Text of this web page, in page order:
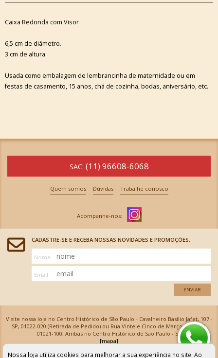
Caixa Redonda com Visor
6,5 cm de diâmetro.
3 cm de altura.
Usada como embalagem de lembrancinha de maternidade ou em
festas de casamento, 15 anos, chá de cozinha, bodas, aniversário, etc.
SAC: (11) 96608-6068
Quem somos Dúvidas Trabalhe conosco
CADASTRE-SE E RECEBA NOSSAS NOVIDADES E PROMOÇÕES.
Nome
Email
ENVIAR
Visite nossa loja no Centro Histórico de São Paulo - Cavalheiro Basílio Jafet, 107 -
SP, 01022-020 (Retirada de Pedido) ou Rua Vinte e Cinco de Março, 576 - SP,
01021-100, Ambas no Centro Histórico de São Paulo - SP
[mapa]
Armarinhos Santa Cecília Ltda | CNPJ: 61.069.639/0001-18
Nossa loja utiliza cookies para melhorar a sua experiência no site. Ao